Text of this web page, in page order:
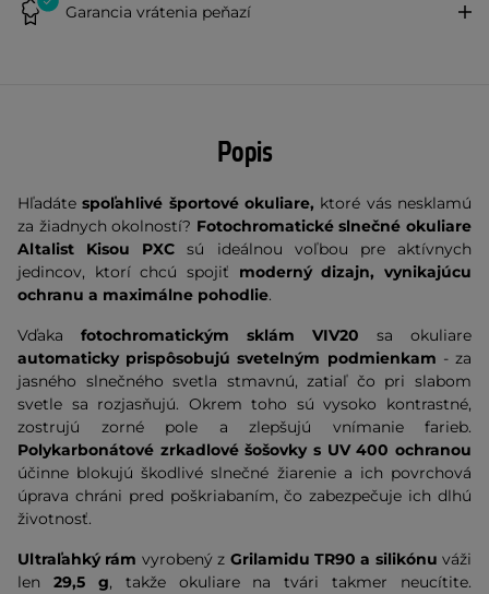
Garancia vrátenia peňazí
Popis
Hľadátespoľahlivé športové okuliare, ktoré vás nesklamú
za žiadnych okolností? Fotochromatické slnečné okuliare
Altalist Kisou PXC sú ideálnou voľbou pre aktívnych
jedincov, ktorí chcú spojiť moderný dizajn, vynikajúcu
ochranu a maximálne pohodlie.
Vďaka fotochromatickým sklám VIV20 sa okuliare
automaticky prispôsobujú svetelným podmienkam -za
jasného slnečného svetla stmavnú, zatiaľ čo pri slabom
svetle sa rozjasňujú. Okrem toho sú vysoko kontrastné,
zostrujú zorné pole a zlepšujú vnímanie farieb.
Polykarbonátové zrkadlové šošovky s UV 400 ochranou
účinne blokujú škodlivé slnečné žiarenie a ich povrchová
úprava chráni pred poškriabaním, čo zabezpečuje ich dlhú
životnosť.
Ultraľahký rám vyrobený z Grilamidu TR90 a silikónu váži
len 29,5 g, takže okuliare na tvári takmer neucítite.